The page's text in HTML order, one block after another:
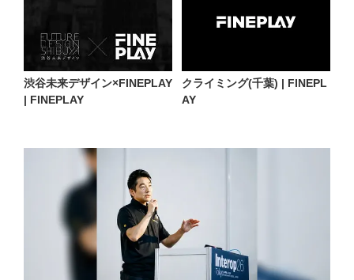
渋谷未来デザイン×FINEPLAY
| FINEPLAY
クライミング(千葉) | FINEPL
AY